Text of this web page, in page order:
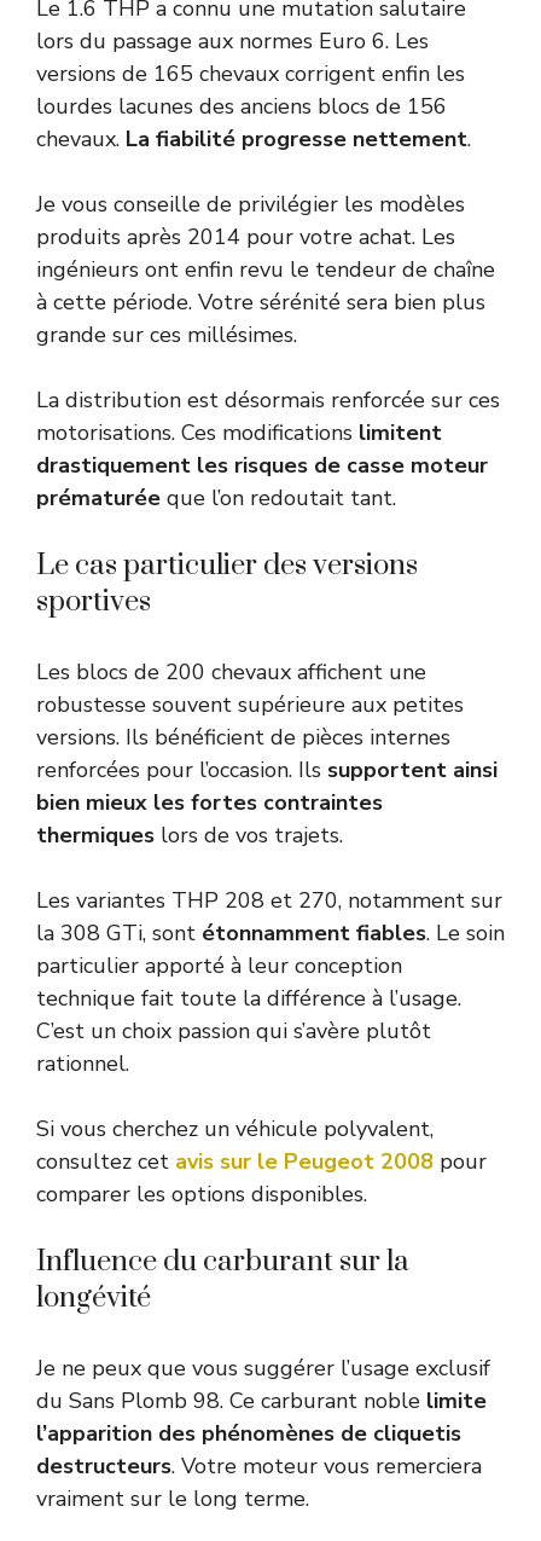
Le 1.6 THP a connu une mutation salutaire
lors du passage aux normes Euro 6. Les
versions de 165 chevaux corrigent enfin les
lourdes lacunes des anciens blocs de 156
chevaux. La fiabilité progresse nettement.
Je vous conseille de privilégier les modèles
produits après 2014 pour votre achat. Les
ingénieurs ont enfin revu le tendeur de chaîne
à cette période. Votre sérénité sera bien plus
grande sur ces millésimes.
La distribution est désormais renforcée sur ces
motorisations. Ces modifications limitent
drastiquement les risques de casse moteur
prématurée que l’on redoutait tant.
Le cas particulier des versions
sportives
Les blocs de 200 chevaux affichent une
robustesse souvent supérieure aux petites
versions. Ils bénéficient de pièces internes
renforcées pour l’occasion. Ils supportent ainsi
bien mieux les fortes contraintes
thermiques lors de vos trajets.
Les variantes THP 208 et 270, notamment sur
la 308 GTi, sont étonnamment fiables. Le soin
particulier apporté à leur conception
technique fait toute la différence à l’usage.
C’est un choix passion qui s’avère plutôt
rationnel.
Si vous cherchez un véhicule polyvalent,
consultez cet avis sur le Peugeot 2008 pour
comparer les options disponibles.
Influence du carburant sur la
longévité
Je ne peux que vous suggérer l’usage exclusif
du Sans Plomb 98. Ce carburant noble limite
l’apparition des phénomènes de cliquetis
destructeurs. Votre moteur vous remerciera
vraiment sur le long terme.